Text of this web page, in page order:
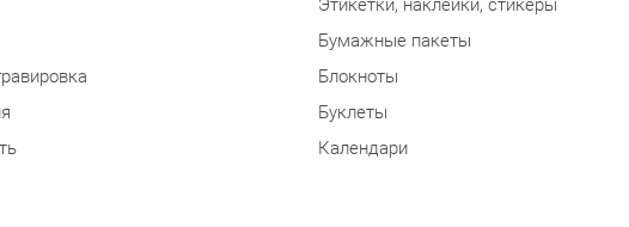
Этикетки, наклейки, стикеры
Бумажные пакеты
Блокноты
Буклеты
Календари